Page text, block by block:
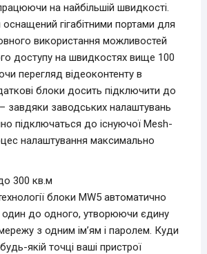
на найбільшій швидкості.
гігабітними портами для
використання можливостей
доступу на швидкостях вище 100
перегляд відеоконтенту в
блоки досить підключити до
завдяки заводських налаштувань
підключаться до існуючої Mesh-
налаштування максимально
300 кв.м
блоки MW5 автоматично
до одного, утворюючи єдину
з одним ім’ям і паролем. Куди
якій точці ваші пристрої